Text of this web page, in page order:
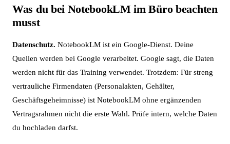
Was du bei NotebookLM im Büro beachten
musst
Datenschutz. NotebookLM ist ein Google-Dienst. Deine
Quellen werden bei Google verarbeitet. Google sagt, die Daten
werden nicht für das Training verwendet. Trotzdem: Für streng
vertrauliche Firmendaten (Personalakten, Gehälter,
Geschäftsgeheimnisse) ist NotebookLM ohne ergänzenden
Vertragsrahmen nicht die erste Wahl. Prüfe intern, welche Daten
du hochladen darfst.